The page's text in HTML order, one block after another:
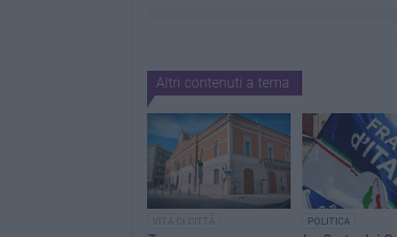
Altri contenuti a tema
VITA DI CITTÀ POLITICA